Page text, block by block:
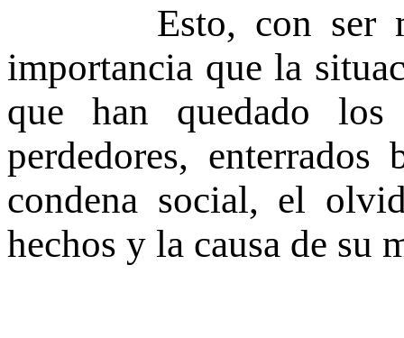
Esto, con ser muy
importancia que la
que han quedado
perdedores,
condena social, el
hechos y la causa de su